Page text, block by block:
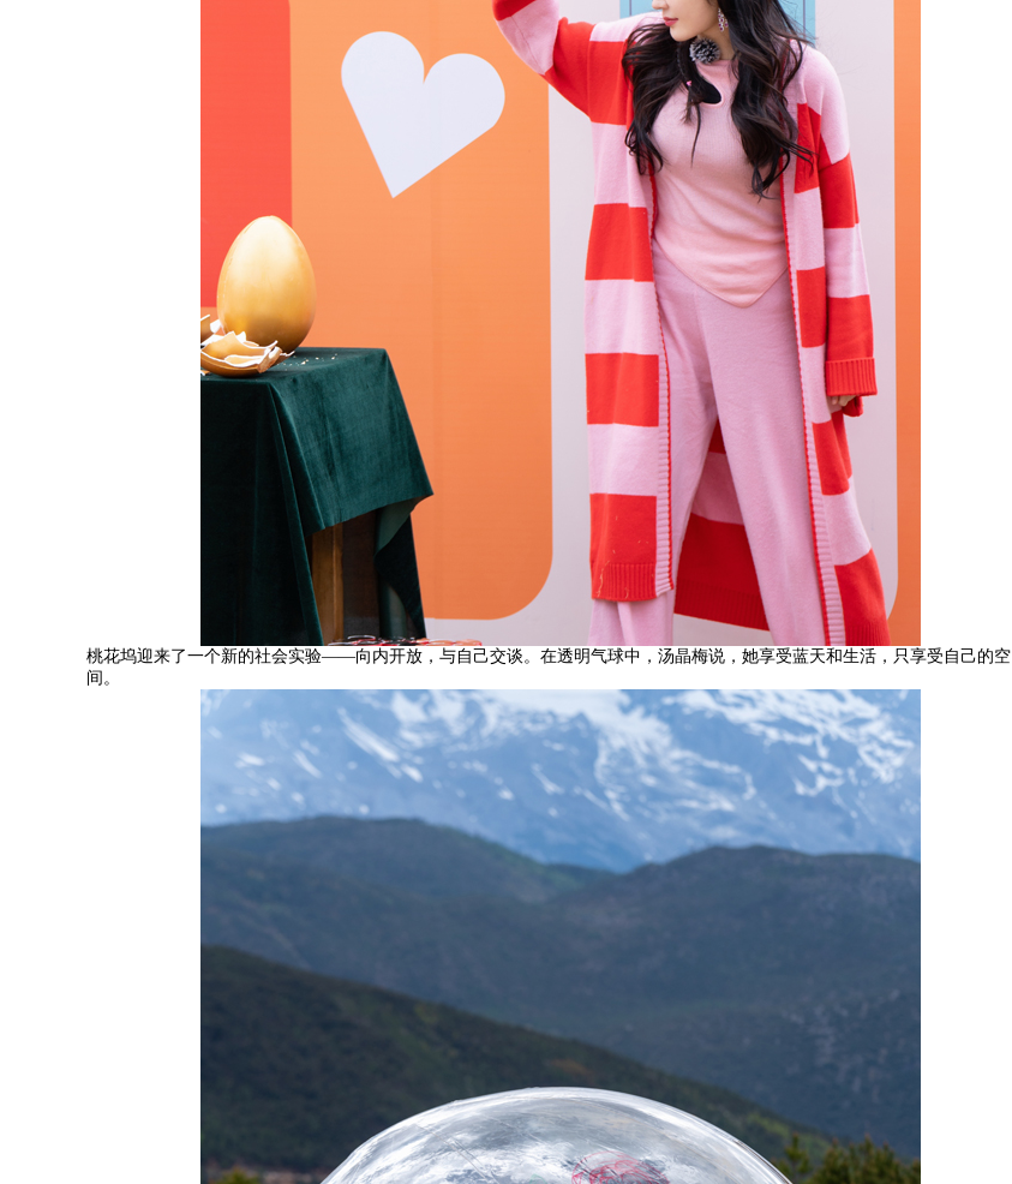
桃花坞迎来了一个新的社会实验——向内开放，与自己交谈。在透明气球中，汤晶梅说，她享受蓝天和生活，只享受自己的空
间。